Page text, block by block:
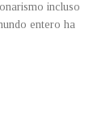
incluso
entero ha